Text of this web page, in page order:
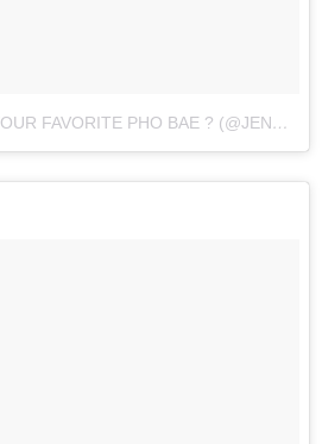
A PHOTO POSTED BY YOUR FAVORITE PHO BAE ? (@JENNAKAEY)